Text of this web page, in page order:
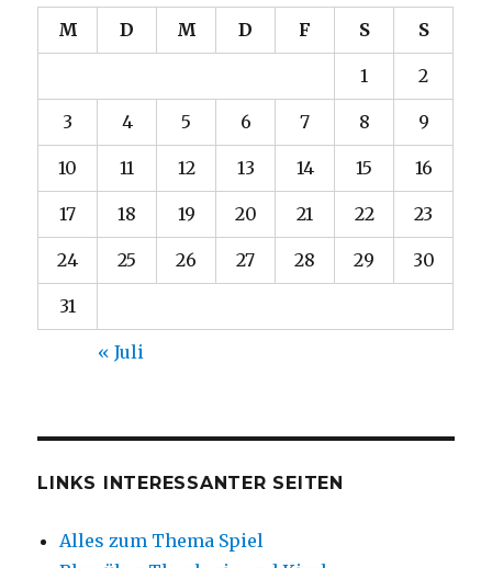
M D M D F S S
1 2
3 4 5 6 7 8 9
10 11 12 13 14 15 16
17 18 19 20 21 22 23
24 25 26 27 28 29 30
31
« Juli
LINKS INTERESSANTER SEITEN
Alles zum Thema Spiel